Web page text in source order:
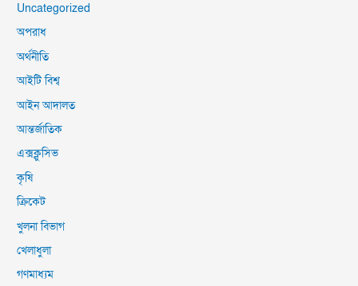
Uncategorized
অপরাধ
অর্থনীতি
আইটি বিশ্ব
আইন আদালত
আন্তর্জাতিক
এক্সক্লুসিভ
কৃষি
ক্রিকেট
খুলনা বিভাগ
খেলাধুলা
গণমাধ্যম